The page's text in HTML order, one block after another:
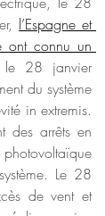
l’Espagne et
ont connu un
28 janvier
du système
in extremis.
arrêts en
Le 28
de vent et